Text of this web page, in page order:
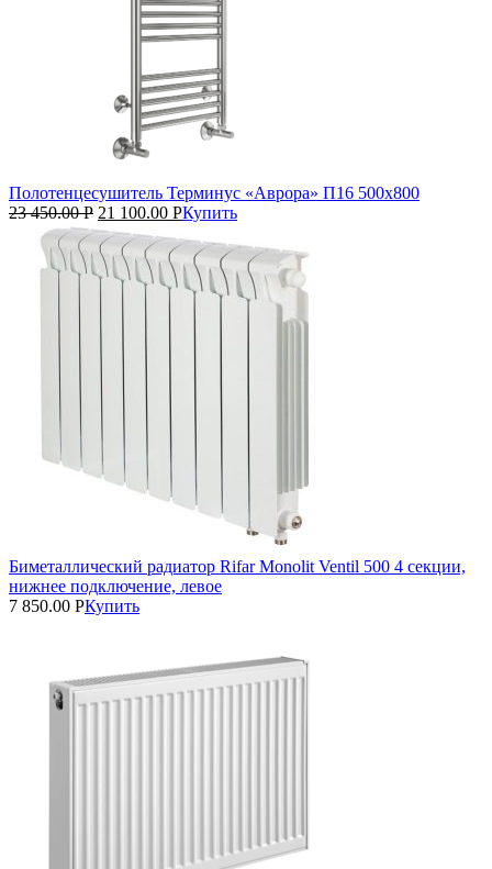
Полотенцесушитель Терминус «Аврора» П16 500х800
23 450.00Р 21 100.00 РКупить
Биметаллический радиатор Rifar Monolit Ventil 500 4 секции,
нижнее подключение, левое
7 850.00 РКупить